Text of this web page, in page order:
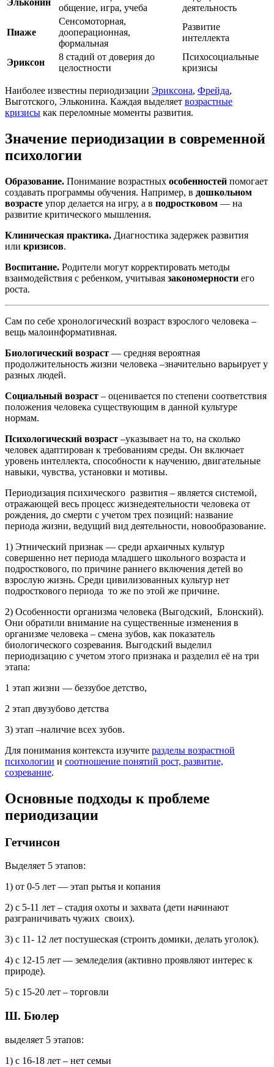
Эльконин
общение, игра, учеба
деятельность
Пиаже
Сенсомоторная,
дооперационная,
формальная
Развитие
интеллекта
Эриксон
8 стадий от доверия до
целостности
Психосоциальные
кризисы
Наиболее известны периодизации Эриксона, Фрейда,
Выготского, Эльконина. Каждая выделяет возрастные
кризисы как переломные моменты развития.
Значение периодизации в современной
психологии
Образование. Понимание возрастных особенностей помогает
создавать программы обучения. Например, в дошкольном
возрасте упор делается на игру, а в подростковом — на
развитие критического мышления.
Клиническая практика. Диагностика задержек развития
или кризисов.
Воспитание. Родители могут корректировать методы
взаимодействия с ребенком, учитывая закономерности его
роста.
Сам по себе хронологический возраст взрослого человека –
вещь малоинформативная.
Биологический возраст — средняя вероятная
продолжительность жизни человека –значительно варьирует у
разных людей.
Социальный возраст – оценивается по степени соответствия
положения человека существующим в данной культуре
нормам.
Психологический возраст –указывает на то, на сколько
человек адаптирован к требованиям среды. Он включает
уровень интеллекта, способности к научению, двигательные
навыки, чувства, установки и мотивы.
Периодизация психического развития – является системой,
отражающей весь процесс жизнедеятельности человека от
рождения, до смерти с учетом трех позиций: название
периода жизни, ведущий вид деятельности, новообразование.
1) Этнический признак — среди архаичных культур
совершенно нет периода младшего школьного возраста и
подросткового, по причине раннего включения детей во
взрослую жизнь. Среди цивилизованных культур нет
подросткового периода то же по этой же причине.
2) Особенности организма человека (Выгодский, Блонский).
Они обратили внимание на существенные изменения в
организме человека – смена зубов, как показатель
биологического созревания. Выгодский выделил
периодизацию с учетом этого признака и разделил её на три
этапа:
1 этап жизни — беззубое детство,
2 этап двузубово детства
3) этап –наличие всех зубов.
Для понимания контекста изучите разделы возрастной
психологии и соотношение понятий рост, развитие,
созревание.
Основные подходы к проблеме
периодизации
Гетчинсон
Выделяет 5 этапов:
1) от 0-5 лет — этап рытья и копания
2) с 5-11 лет – стадия охоты и захвата (дети начинают
разграничивать чужих своих).
3) с 11- 12 лет постушеская (строить домики, делать уголок).
4) с 12-15 лет — земледелия (активно проявляют интерес к
природе).
5) с 15-20 лет – торговли
Ш. Бюлер
выделяет 5 этапов:
1) с 16-18 лет – нет семьи